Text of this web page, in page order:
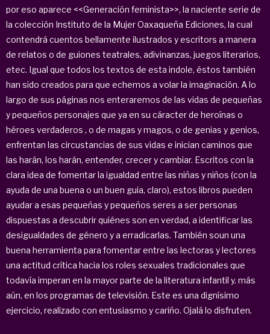
por eso aparece <<Generación feminista>>, la naciente serie de
la colección Instituto de la Mujer Oaxaqueña Ediciones, la cual
contendrá cuentos bellamente ilustrados y escritors a manera
de relatos o de guiones teatrales, adivinanzas, juegos literarios,
etec. Igual que todos los textos de esta indole, éstos también
han sido creados para que echemos a volar la imaginación. A lo
largo de sus páginas nos enteraremos de las vidas de pequeñas
y pequeños personajes que ya en su cáracter de heroínas o
héroes verdaderos , o de magas y magos, o de genias y genios,
enfrentan las circustancias de sus vidas e inician caminos que
las harán, los harán, entender, crecer y cambiar. Escritos con la
clara idea de fomentar la igualdad entre las niñas y niños (con la
ayuda de una buena o un buen guia, claro), estos libros pueden
ayudar a esas pequeñas y pequeños seres a ser personas
dispuestas a descubrir quiénes son en verdad, a identificar las
desigualdades de género y a erradicarlas. También soun una
buena herramienta para fomentar entre las lectoras y lectores
una actitud crítica hacia los roles sexuales tradicionales que
todavía imperan en la mayor parte de la literatura infantil y. más
aún, en los programas de televisión. Este es una dignísimo
ejercicio, realizado con entusiasmo y cariño. Ojalá lo disfruten.